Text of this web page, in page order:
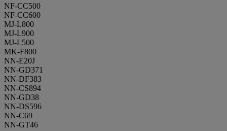
NF-CC500
NF-CC600
MJ-L800
MJ-L900
MJ-L500
MK-F800
NN-E20J
NN-GD371
NN-DF383
NN-CS894
NN-GD38
NN-DS596
NN-C69
NN-GT46